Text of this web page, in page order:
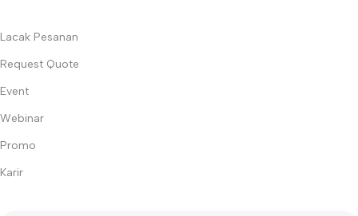
Lacak Pesanan
Request Quote
Event
Webinar
Promo
Karir